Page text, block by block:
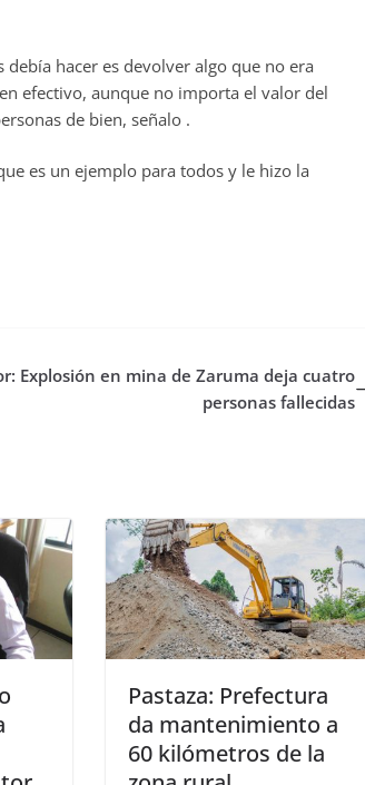
hacer es devolver algo que no era
efectivo, aunque no importa el valor del
de bien, señalo .
es un ejemplo para todos y le hizo la
Explosión en mina de Zaruma deja cuatro
personas fallecidas
Pastaza: Prefectura
da mantenimiento a
60 kilómetros de la